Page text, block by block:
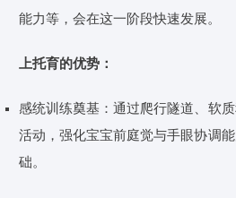
能力等，会在这一阶段快速发展。
上托育的优势：
感统训练奠基：通过爬行隧道、软
活动，强化宝宝前庭觉与手眼协调
础。